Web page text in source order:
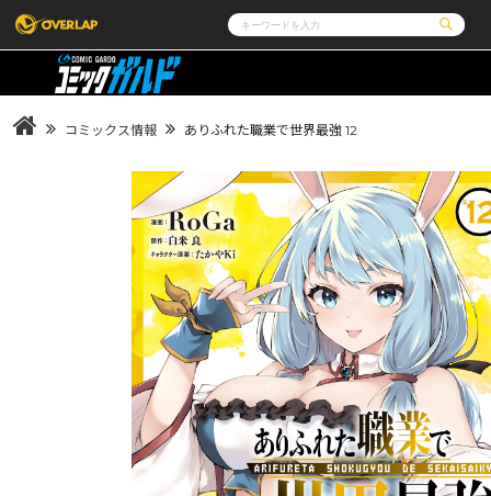
コミック
LiQulle
ライトノベル
ノベルスf
ポケットモンスター
オーバーラップ広報室
企業
会社概要
オーバーラップホールディングス
お問い合わ
オーバーラップ文庫 オーバーラップノベルス
オーバーラップノベルスf ロサージュノベルス
コミックガルド コミッククリエ
コミックス情報 ありふれた職業で世界最強 12